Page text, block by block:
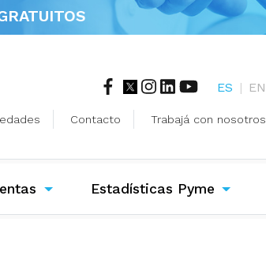
ES | EN
Contacto Trabajá con nosotros
Estadísticas Pyme